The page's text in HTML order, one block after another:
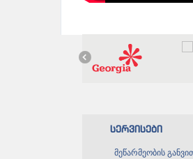
სერვისები
მეწარმეობის